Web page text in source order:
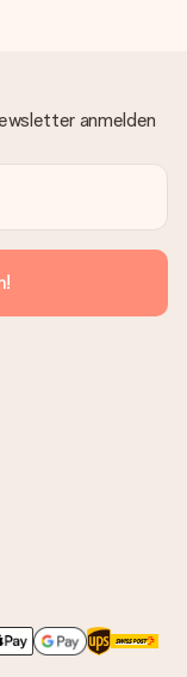
anmelden